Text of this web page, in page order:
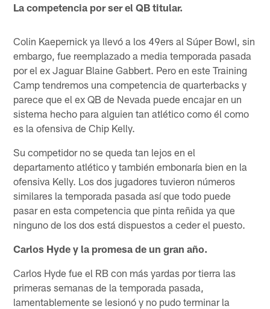
La competencia por ser el QB titular.
Colin Kaepernick ya llevó a los 49ers al Súper Bowl, sin
embargo, fue reemplazado a media temporada pasada
por el ex Jaguar Blaine Gabbert. Pero en este Training
Camp tendremos una competencia de quarterbacks y
parece que el ex QB de Nevada puede encajar en un
sistema hecho para alguien tan atlético como él como
es la ofensiva de Chip Kelly.
Su competidor no se queda tan lejos en el
departamento atlético y también embonaría bien en la
ofensiva Kelly. Los dos jugadores tuvieron números
similares la temporada pasada así que todo puede
pasar en esta competencia que pinta reñida ya que
ninguno de los dos está dispuestos a ceder el puesto.
Carlos Hyde y la promesa de un gran año.
Carlos Hyde fue el RB con más yardas por tierra las
primeras semanas de la temporada pasada,
lamentablemente se lesionó y no pudo terminar la